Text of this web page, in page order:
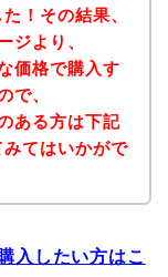
！その結果、
ジより、
価格で購入す
で、
ある方は下記
てはいかがで
入したい方はこ